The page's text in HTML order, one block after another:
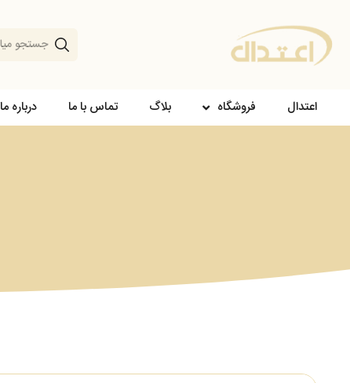
اعتدال فروشگاه بلاگ تماس با ما درباره ما